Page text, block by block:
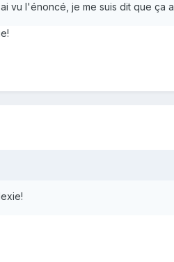
vu l'énoncé, je me suis dit que ça